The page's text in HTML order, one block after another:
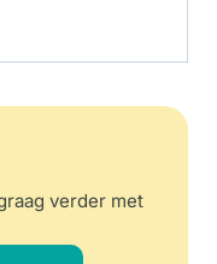
verder met